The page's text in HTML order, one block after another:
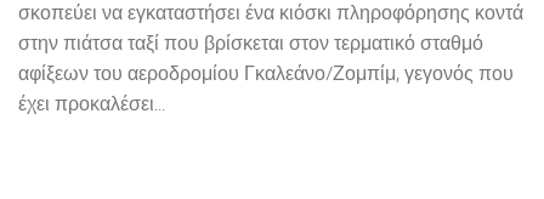
σκοπεύει να εγκαταστήσει ένα κιόσκι πληροφόρησης κοντά
στην πιάτσα ταξί που βρίσκεται στον τερματικό σταθμό
αφίξεων του αεροδρομίου Γκαλεάνο/Ζομπίμ, γεγονός που
έχει προκαλέσει...